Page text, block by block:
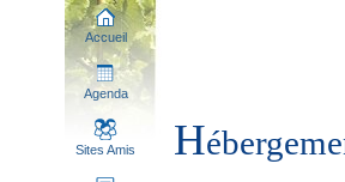
Accueil
Agenda
Sites Amis H